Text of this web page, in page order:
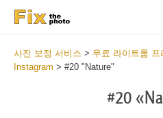
사진 보정 서비스 > 무료 라이트룸 프
Instagram > #20 "Nature"
#20